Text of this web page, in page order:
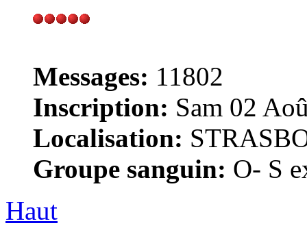
Messages: 11802
Inscription: Sam 02
Localisation:
Groupe sanguin: O- S
Haut